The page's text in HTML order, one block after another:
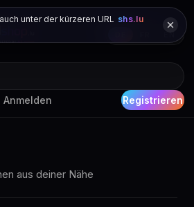
Anmelden Registrieren
unter der kürzeren URL shs.lu
aus deiner Nähe